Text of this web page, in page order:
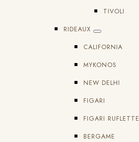
TIVOLI
RIDEAUX
CALIFORNIA
MYKONOS
NEW DELHI
FIGARI
FIGARI RUFLETTE
BERGAME